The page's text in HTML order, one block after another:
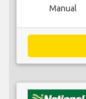
Manual